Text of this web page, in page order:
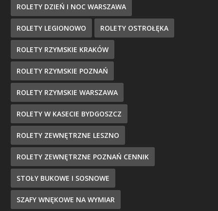
ROLETY DZIEŃ I NOC WARSZAWA
ROLETY LEGIONOWO ROLETY OSTROŁĘKA
ROLETY RZYMSKIE KRAKÓW
ROLETY RZYMSKIE POZNAŃ
ROLETY RZYMSKIE WARSZAWA
ROLETY W KASECIE BYDGOSZCZ
ROLETY ZEWNĘTRZNE LESZNO
ROLETY ZEWNĘTRZNE POZNAŃ CENNIK
STOŁY BUKOWE I SOSNOWE
SZAFY WNĘKOWE NA WYMIAR